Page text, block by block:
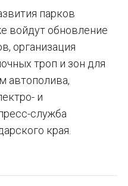
парков
войдут обновление
организация
троп и зон для
автополива,
и
служба
края.